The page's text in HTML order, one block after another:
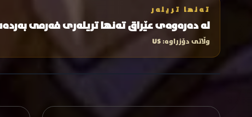
تەنها تریلەر
لە دەرەوەی عێراق تەنها تریلەری فەرمی
وڵاتی دۆزراوە:US